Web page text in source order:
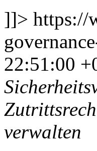
]]> https://
22:51:00
verwalten